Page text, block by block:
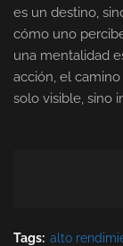
es un destino,
cómo uno
una mentalidad
acción, el
solo visible, sino
Tags: alto